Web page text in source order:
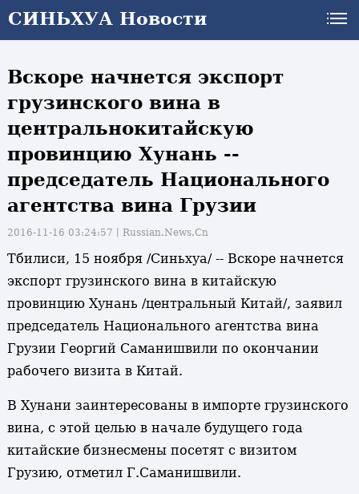
СИНЬХУА Новости
Вскоре начнется экспорт
грузинского вина в
центральнокитайскую
провинцию Хунань --
председатель Национального
агентства вина Грузии
2016-11-16 03:24:57丨 Russian.News.Cn
Тбилиси, 15 ноября /Синьхуа/ -- Вскоре начнется
экспорт грузинского вина в китайскую
провинцию Хунань /центральный Китай/, заявил
председатель Национального агентства вина
Грузии Георгий Саманишвили по окончании
рабочего визита в Китай.
В Хунани заинтересованы в импорте грузинского
вина, с этой целью в начале будущего года
китайские бизнесмены посетят с визитом
Грузию, отметил Г.Саманишвили.